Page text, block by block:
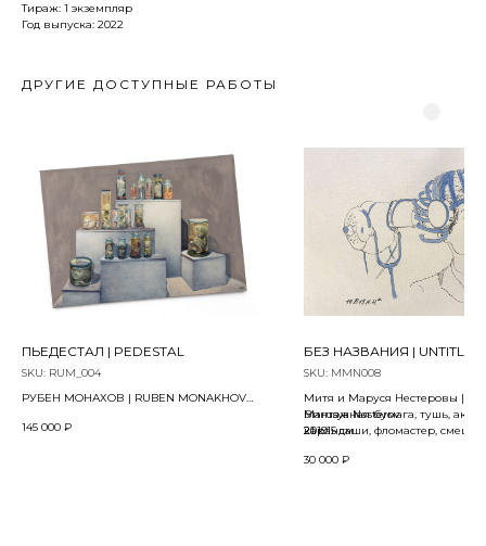
Тираж: 1 экземпляр
Год выпуска: 2022
ДРУГИЕ ДОСТУПНЫЕ РАБОТЫ
ПЬЕДЕСТАЛ | PEDESTAL
SKU: RUM_004
РУБЕН МОНАХОВ | RUBEN MONAKHOV
"Afterparty" project
145 000 ₽
БЕЗ НАЗВАНИЯ | UNTITLED
SKU: MMN008
Митя и Маруся Нестеровы |
Marusya Nesterov
2019
Винтажная бумага, тушь,
карандаши, фломастер,
pen, mixed media on vintage
21 x 15 см
30 000 ₽